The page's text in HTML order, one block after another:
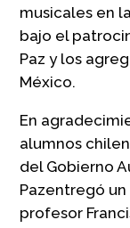
musicales en
bajo el
Paz y los
México.
En
alumnos
del Gobierno
Pazentregó
profesor